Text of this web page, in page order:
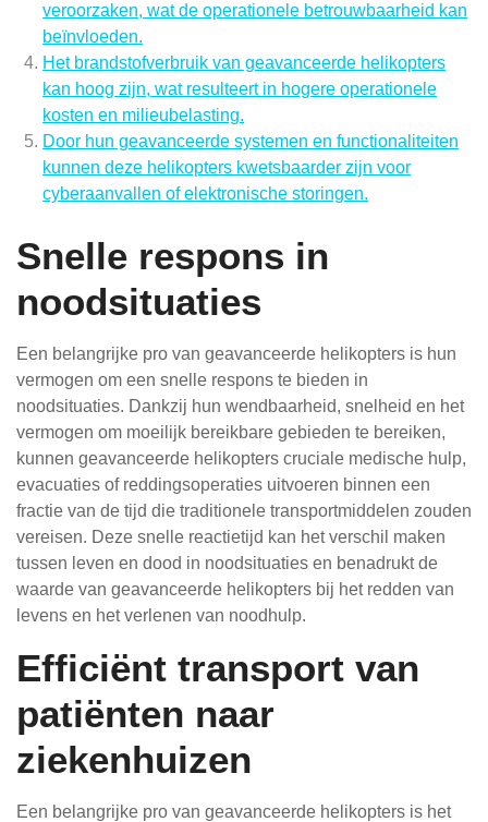
veroorzaken, wat de operationele betrouwbaarheid kan
beïnvloeden.
Het brandstofverbruik van geavanceerde helikopters
kan hoog zijn, wat resulteert in hogere operationele
kosten en milieubelasting.
Door hun geavanceerde systemen en functionaliteiten
kunnen deze helikopters kwetsbaarder zijn voor
cyberaanvallen of elektronische storingen.
Snelle respons in
noodsituaties
Een belangrijke pro van geavanceerde helikopters is hun
vermogen om een snelle respons te bieden in
noodsituaties. Dankzij hun wendbaarheid, snelheid en het
vermogen om moeilijk bereikbare gebieden te bereiken,
kunnen geavanceerde helikopters cruciale medische hulp,
evacuaties of reddingsoperaties uitvoeren binnen een
fractie van de tijd die traditionele transportmiddelen zouden
vereisen. Deze snelle reactietijd kan het verschil maken
tussen leven en dood in noodsituaties en benadrukt de
waarde van geavanceerde helikopters bij het redden van
levens en het verlenen van noodhulp.
Efficiënt transport van
patiënten naar
ziekenhuizen
Een belangrijke pro van geavanceerde helikopters is het